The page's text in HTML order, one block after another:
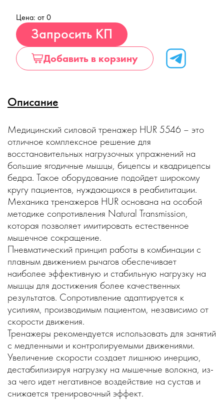
Цена: от 0
Запросить КП
Добавить в корзину
Описание
Медицинский силовой тренажер HUR 5546 – это
отличное комплексное решение для
восстановительных нагрузочных упражнений на
большие ягодичные мышцы, бицепсы и квадрицепсы
бедра. Такое оборудование подойдет широкому
кругу пациентов, нуждающихся в реабилитации.
Механика тренажеров HUR основана на особой
методике сопротивления Natural Transmission,
которая позволяет имитировать естественное
мышечное сокращение.
Пневматический принцип работы в комбинации с
плавным движением рычагов обеспечивает
наиболее эффективную и стабильную нагрузку на
мышцы для достижения более качественных
результатов. Сопротивление адаптируется к
усилиям, производимым пациентом, независимо от
скорости движения.
Тренажеры рекомендуется использовать для занятий
с медленными и контролируемыми движениями.
Увеличение скорости создает лишнюю инерцию,
дестабилизируя нагрузку на мышечные волокна, из-
за чего идет негативное воздействие на сустав и
снижается тренировочный эффект.